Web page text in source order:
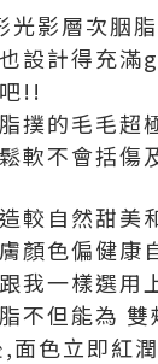
影層次胭
設計得充滿
!!
撲的毛毛超
軟不會括傷
較自然甜美
顏色偏健康
我一樣選用
不但能為
,面色立即紅